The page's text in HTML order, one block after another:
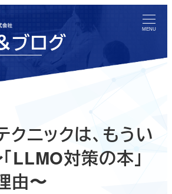
MENU
ブログ
ニックは、もうい
LLMO対策の本」
由〜